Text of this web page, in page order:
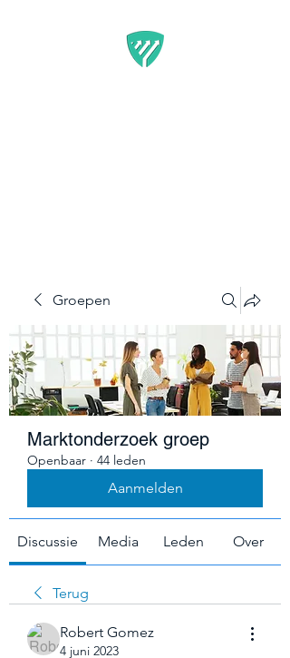
Groepen
Marktonderzoek groep
Openbaar · 44 leden
Aanmelden
Discussie Media Leden Over
Terug
Robert Gomez
4 juni 2023